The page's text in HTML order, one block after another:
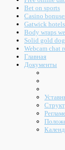
Bet on sports
Casino
Gatwick hotels
Body wraps
Solid gold
Webcam chat
Главная
Документы